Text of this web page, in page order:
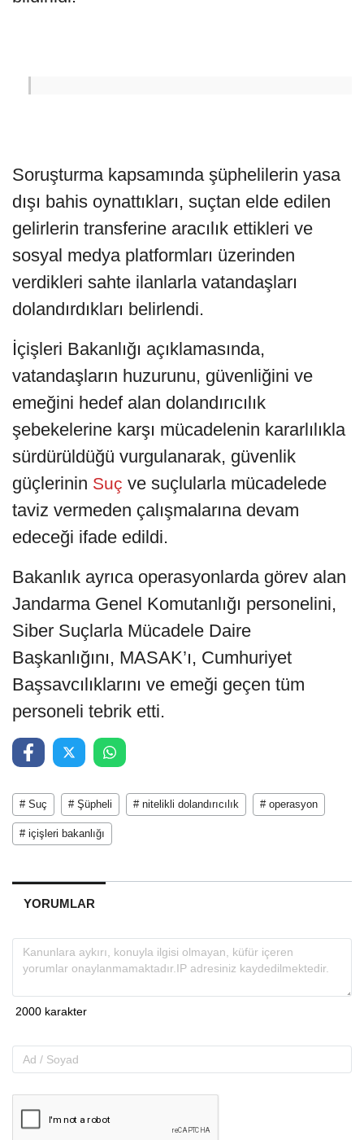
Soruşturma kapsamında şüphelilerin yasa
dışı bahis oynattıkları, suçtan elde edilen
gelirlerin transferine aracılık ettikleri ve
sosyal medya platformları üzerinden
verdikleri sahte ilanlarla vatandaşları
dolandırdıkları belirlendi.
İçişleri Bakanlığı açıklamasında,
vatandaşların huzurunu, güvenliğini ve
emeğini hedef alan dolandırıcılık
şebekelerine karşı mücadelenin kararlılıkla
sürdürüldüğü vurgulanarak, güvenlik
güçlerinin Suç ve suçlularla mücadelede
taviz vermeden çalışmalarına devam
edeceği ifade edildi.
Bakanlık ayrıca operasyonlarda görev alan
Jandarma Genel Komutanlığı personelini,
Siber Suçlarla Mücadele Daire
Başkanlığını, MASAK’ı, Cumhuriyet
Başsavcılıklarını ve emeği geçen tüm
personeli tebrik etti.
# Suç # Şüpheli # nitelikli dolandırıcılık # operasyon
# içişleri bakanlığı
YORUMLAR